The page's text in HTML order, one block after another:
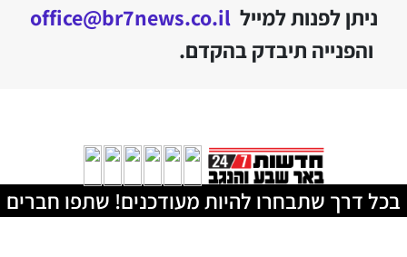
ניתן לפנות למייל office@br7news.co.il
והפנייה תיבדק בהקדם.
בכל דרך שתבחרו להיות מעודכנים! שתפו חברים